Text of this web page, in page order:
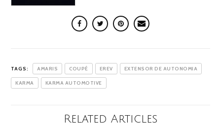
TAGS: AMARIS COUPÉ EREV EXTENSOR DE AUTONOMIA
KARMA KARMA AUTOMOTIVE
Related Articles